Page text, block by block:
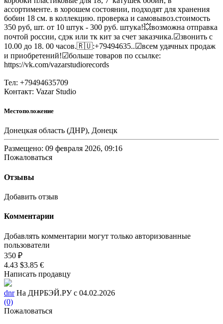
ассортименте. в хорошем состоянии, подходят для хранения
бобин 18 см. в коллекцию. проверка и самовывоз.стоимость
350 руб, шт. от 10 штук - 300 руб. штука!💥возможна отправка
почтой россии, сдэк или тк кит за счет заказчика.☑звонить с
10.00 до 18. 00 часов.🇷🇺:+79494635..☑всем удачных продаж
и приобретений!☑больше товаров по ссылке:
https://vk.com/vazarstudiorecords
Тел: +79494635709
Контакт: Vazar Studio
Местоположение
Донецкая область (ДНР), Донецк
Размещено: 09 февраля 2026, 09:16
Пожаловаться
Отзывы
Добавить отзыв
Комментарии
Добавлять комментарии могут только авторизованные
пользователи
350 ₽
4.43 $3.85 €
Написать продавцу
dnr На ДНРБЭЙ.РУ с 04.02.2026
(0)
Пожаловаться